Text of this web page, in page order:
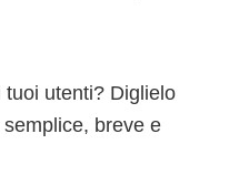
utenti? Diglielo
breve e